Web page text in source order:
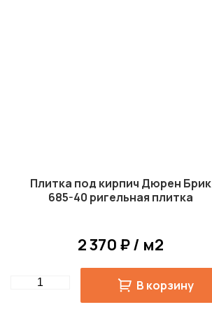
Плитка под кирпич Дюрен Брик
685-40 ригельная плитка
2 370 ₽ / м2
Quantity В корзину